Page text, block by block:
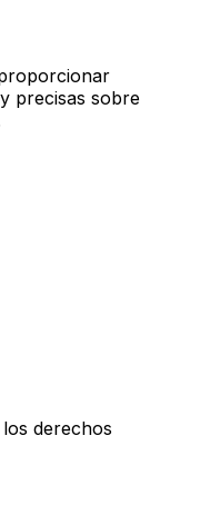
precisas sobre
derechos